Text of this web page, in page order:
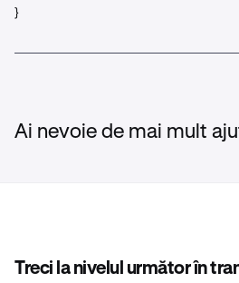
}
Ai nevoie de mai mult
Treci la nivelul următor în